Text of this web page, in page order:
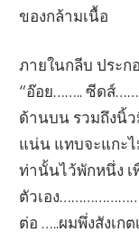
ของกล้ามเนื้อ
ภายในกลีบ ประก
“อ๊อย…….. ซีดส์
ด้านบน รวมถึงนิ้ว
แน่น แทบจะแก
ท่านั้นไว้พักหนึ่ง
ตัวเอง
ต่อ …..ผมพึ่งสังเก